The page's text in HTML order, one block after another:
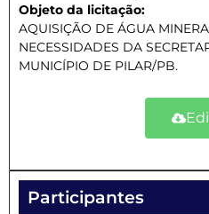
Objeto da licitação:
AQUISIÇÃO DE ÁGUA
NECESSIDADES DA
MUNICÍPIO DE PILAR/PB.
Participantes